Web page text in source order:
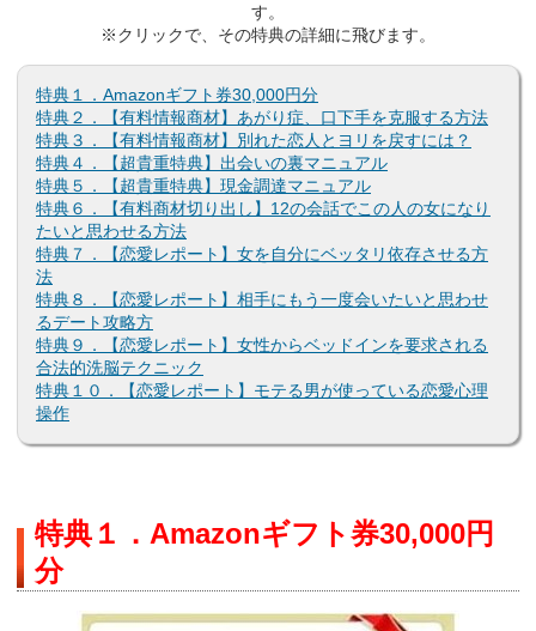
す。
※クリックで、その特典の詳細に飛びます。
特典１．Amazonギフト券30,000円分
特典２．【有料情報商材】あがり症、口下手を克服する方法
特典３．【有料情報商材】別れた恋人とヨリを戻すには？
特典４．【超貴重特典】出会いの裏マニュアル
特典５．【超貴重特典】現金調達マニュアル
特典６．【有料商材切り出し】12の会話でこの人の女になり
たいと思わせる方法
特典７．【恋愛レポート】女を自分にベッタリ依存させる方
法
特典８．【恋愛レポート】相手にもう一度会いたいと思わせ
るデート攻略方
特典９．【恋愛レポート】女性からベッドインを要求される
合法的洗脳テクニック
特典１０．【恋愛レポート】モテる男が使っている恋愛心理
操作
特典１．Amazonギフト券30,000円
分